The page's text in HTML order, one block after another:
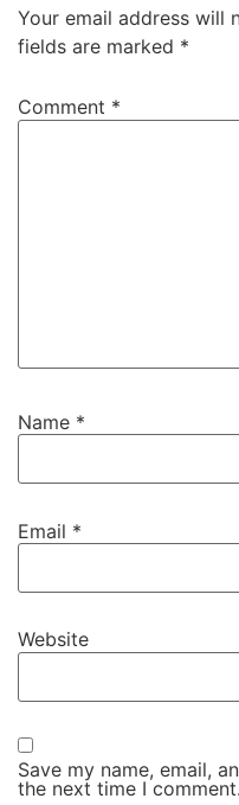
Your email address will
fields are marked *
Comment *
Name *
Email *
Website
Save my name, email,
the next time I comment.